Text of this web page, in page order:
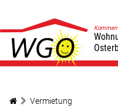
Kommen
Vermietung